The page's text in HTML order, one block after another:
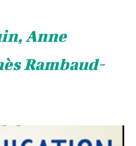
Anne
Rambaud-